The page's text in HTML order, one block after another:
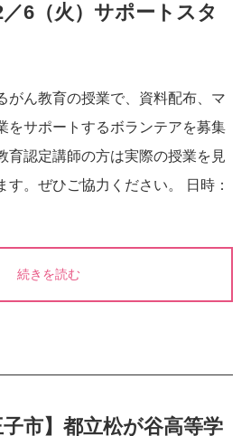
6（火）サポートスタ
がん教育の授業で、資料配布、マ
をサポートするボランテアを募集
育認定講師の方は実際の授業を見
す。ぜひご協力ください。 日時：
続きを読む
市】都立松が谷高等学